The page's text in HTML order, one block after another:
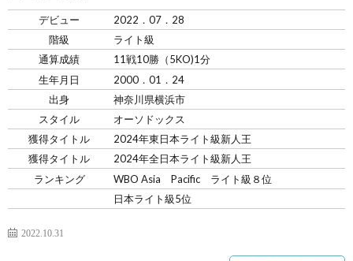
デビュー
2022．07．28
階級
ライト級
通算成績
11戦10勝（5KO)1分
生年月日
2000．01．24
出身
神奈川県横浜市
スタイル
オーソドックス
獲得タイトル
2024年東日本ライト級新人王
獲得タイトル
2024年全日本ライト級新人王
ランキング
WBO Asia Pacific ライト級８位
日本ライト級5位
2022.10.31